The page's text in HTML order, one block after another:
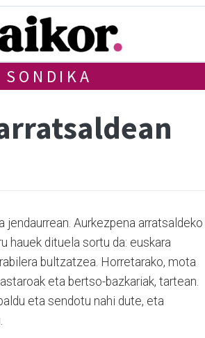
SONDIKA
jendaurrean. Aurkezpena arratsaldeko
hauek dituela sortu da: euskara
bultzatzea. Horretarako, mota
eta bertso-bazkariak, tartean.
eta sendotu nahi dute, eta